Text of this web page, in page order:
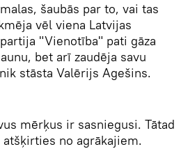
šaubās par to, vai tas
vēl viena Latvijas
"Vienotība" pati gāza
bet arī zaudēja savu
stāsta Valērijs Agešins.
mērķus ir sasniegusi. Tātad
no agrākajiem.